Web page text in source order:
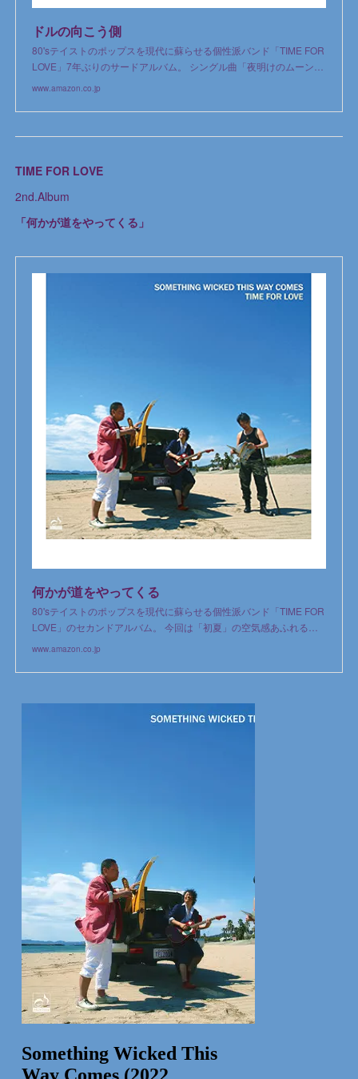
ドルの向こう側
80'sテイストのポップスを現代に蘇らせる個性派バンド「TIME FOR
LOVE」7年ぶりのサードアルバム。 シングル曲「夜明けのムーン…
www.amazon.co.jp
TIME FOR LOVE
2nd.Album
「何かが道をやってくる」
何かが道をやってくる
80'sテイストのポップスを現代に蘇らせる個性派バンド「TIME FOR
LOVE」のセカンドアルバム。 今回は「初夏」の空気感あふれる…
www.amazon.co.jp